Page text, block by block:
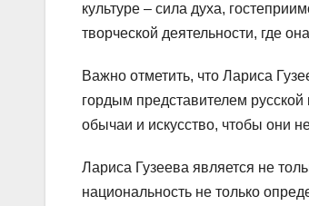
культуре – сила духа,
творческой деятельности, где
Важно отметить, что Лариса
гордым представителем русской
обычаи и искусство, чтобы они
Лариса Гузеева является не
национальность не только